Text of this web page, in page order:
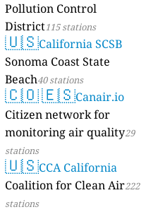
Pollution Control
District115 stations
🇺🇸California SCSB
Sonoma Coast State
Beach40 stations
🇨🇴🇪🇸Canair.io
Citizen network for
monitoring air quality29
stations
🇺🇸CCA California
Coalition for Clean Air222
stations